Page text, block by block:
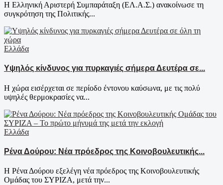
Η Ελληνική Αριστερή Συμπαράταξη (ΕΛ.Α.Σ.) ανακοίνωσε τη
συγκρότηση της Πολιτικής...
Ελλάδα
Υψηλός κίνδυνος για πυρκαγιές σήμερα Δευτέρα σε...
Η χώρα εισέρχεται σε περίοδο έντονου καύσωνα, με τις πολύ
υψηλές θερμοκρασίες να...
Ελλάδα
Ρένα Δούρου: Νέα πρόεδρος της Κοινοβουλευτικής...
Η Ρένα Δούρου εξελέγη νέα πρόεδρος της Κοινοβουλευτικής
Ομάδας του ΣΥΡΙΖΑ, μετά την...